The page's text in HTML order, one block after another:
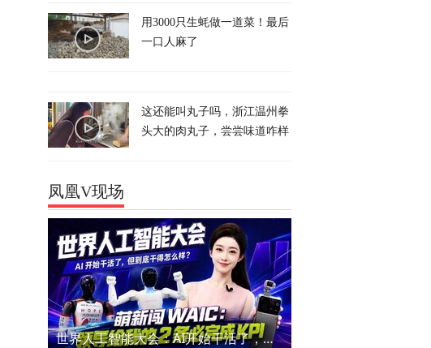
用3000只生蚝做一道菜！最后
一口人麻了
这还能叫丸子吗，浙江温州拳
头大的肉丸子，尝尝味道咋样
凤凰V现场
世界人工智能大会：AI开始干活了，但到底干的怎么样？萌新闯WAIC